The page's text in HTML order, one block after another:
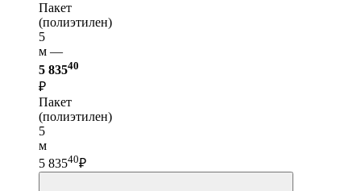
Пакет
(полиэтилен)
5
м —
5 83540
₽
Пакет
(полиэтилен)
5
м
5 83540₽